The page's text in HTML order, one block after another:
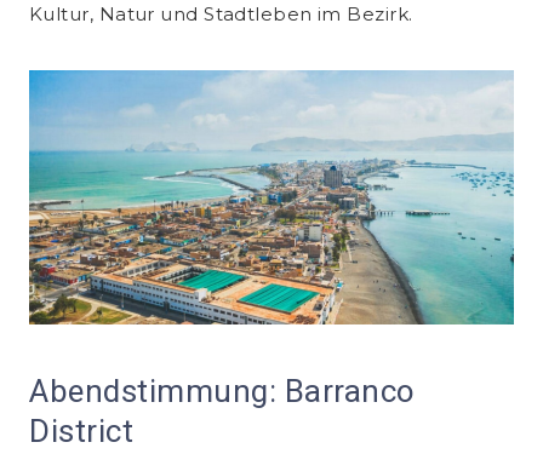
Kultur, Natur und Stadtleben im Bezirk.
Abendstimmung: Barranco
District